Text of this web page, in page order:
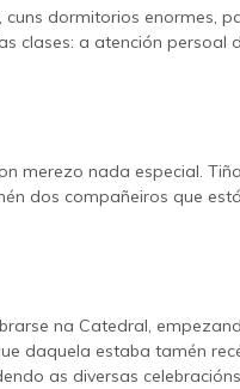
dormitorios enormes,
clases: a atención persoal
merezo nada especial.
dos compañeiros que
na Catedral,
daquela estaba tamén
as diversas